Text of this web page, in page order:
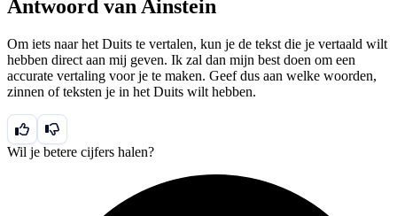
Antwoord van Ainstein
Om iets naar het Duits te vertalen, kun je de tekst die je vertaald wilt
hebben direct aan mij geven. Ik zal dan mijn best doen om een
accurate vertaling voor je te maken. Geef dus aan welke woorden,
zinnen of teksten je in het Duits wilt hebben.
Wil je betere cijfers halen?